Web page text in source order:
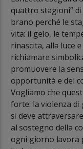
quattro stagioni”
brano perché le
vita: il gelo, le
rinascita, alla luce
richiamare
promuovere la
opportunità e del
Vogliamo che
forte: la violenza di
si deve
al sostegno della
ogni giorno lavora